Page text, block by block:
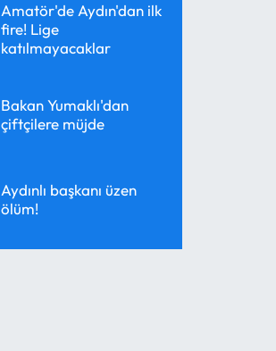
Amatör'de Aydın'dan ilk
fire! Lige
katılmayacaklar
Bakan Yumaklı'dan
çiftçilere müjde
Aydınlı başkanı üzen
ölüm!